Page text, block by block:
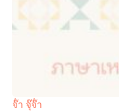
จ๊ํา จุ๊จ๊ํา